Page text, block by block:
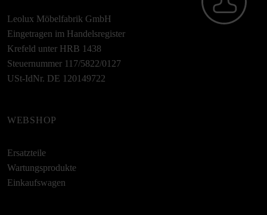
Leolux Möbelfabrik GmbH
Eingetragen im Handelsregister
Krefeld unter HRB 1438
Steuernummer 117/5822/0127
USt-IdNr. DE 120149722
WEBSHOP
Ersatzteile
Wartungsprodukte
Einkaufswagen